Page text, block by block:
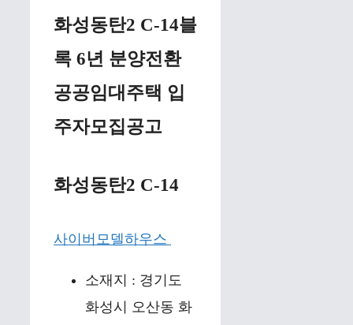
화성동탄2 C-14블
록 6년 분양전환
공공임대주택 입
주자모집공고
화성동탄2 C-14
사이버모델하우스
소재지 : 경기도
화성시 오산동 화